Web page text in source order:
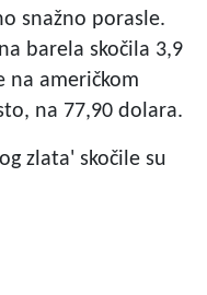
snažno porasle.
barela skočila 3,9
na američkom
na 77,90 dolara.
zlata' skočile su